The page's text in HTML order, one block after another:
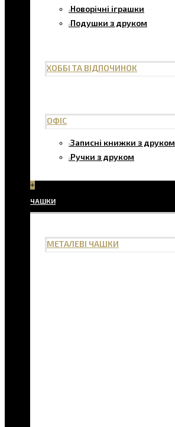
Новорічні іграшки
Подушки з друком
ХОББІ ТА ВІДПОЧИНОК
ОФІС
Записні книжки з друком
Ручки з друком
+
ЧАШКИ
МЕТАЛЕВІ ЧАШКИ